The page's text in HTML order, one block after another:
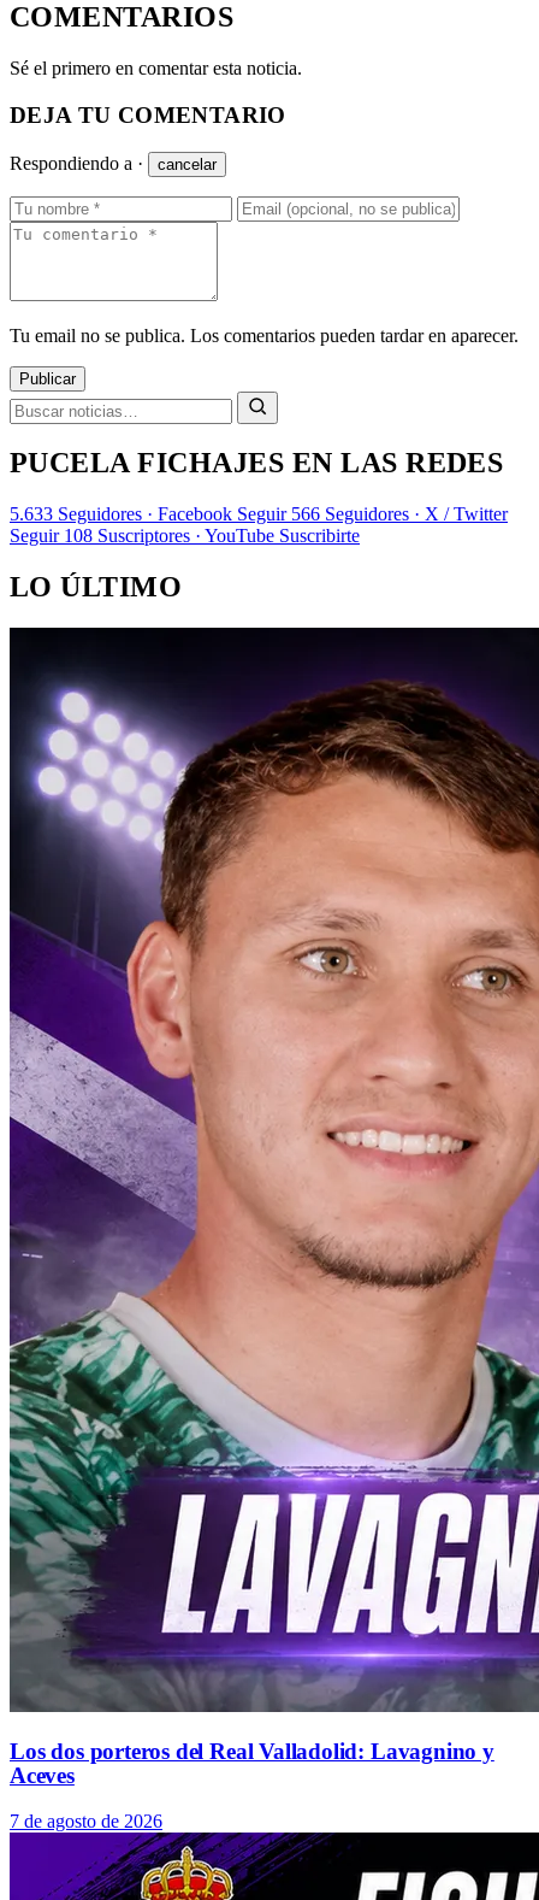
COMENTARIOS
Sé el primero en comentar esta noticia.
DEJA TU COMENTARIO
Respondiendo a · cancelar
Tu email no se publica. Los comentarios pueden tardar en aparecer.
Publicar
PUCELA FICHAJES EN LAS REDES
5.633 Seguidores · Facebook Seguir 566 Seguidores · X / Twitter
Seguir 108 Suscriptores · YouTube Suscribirte
LO ÚLTIMO
Los dos porteros del Real Valladolid: Lavagnino y
Aceves
7 de agosto de 2026